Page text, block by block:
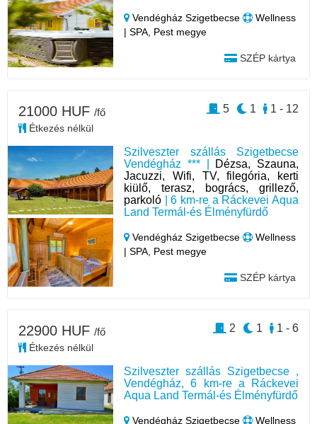
Vendégház Szigetbecse
Wellness
| SPA, Pest megye
SZÉP kártya
Szilveszter szállás Szigetbecse
Vendégház *** |
Dézsa, Szauna,
Jacuzzi, Wifi, TV, filegória, kerti
kiülő, terasz, bogrács, grillező,
parkoló | 6 km-re a Ráckevei Aqua
Land Termál-és Élményfürdő
Vendégház Szigetbecse
Wellness
| SPA, Pest megye
SZÉP kártya
21000 HUF /fő
Étkezés nélkül
1 - 12
1
5
Szilveszter szállás Szigetbecse ,
Vendégház, 6 km-re a Ráckevei
Aqua Land Termál-és Élményfürdő
Vendégház Szigetbecse Wellness
22900 HUF /fő
Étkezés nélkül
1 - 6
1
2